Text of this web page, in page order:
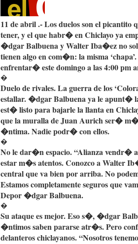
11 deabril.- Losduelosson elpicantito
tener, y elquehabr�en Chiclayoya
�dgarBalbuena y WalterIba�ezno
tienen algoen com�n: la misma ‘chapa’
enfrentar�estedomingoa las4:00 pm
�
Dueloderivales. La guerra de los
estallar.�dgarBalbuena ya leapunt�
est�listopara bajarlela llanta en
quela muralla de Juan Aurich ser�
�ntima.Nadiepodr�con ellos.
�
No le dar�n espacio. “Alianza vendr�
estar m�s atentos. Conozco a Walter
central que va bien por arriba. No
Estamos completamente seguros que
Depor �dgar Balbuena.
�
Su ataqueesmejor.Esos�,�dgar
�ntimossaben pararseatr�s.Pero
delanteroschiclayanos.“Nosotros